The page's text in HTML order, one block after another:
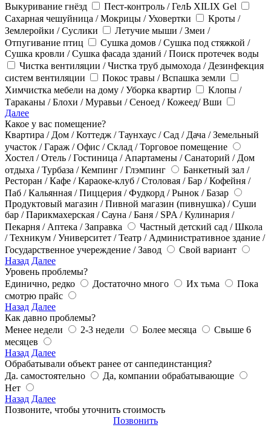
Выкуривание гнёзд
Пест-контроль / ГелЬ XILIX Gel
Сахарная чешуйница / Мокрицы / Уховертки
Кроты /
Землеройки / Суслики
Летучие мыши / Змеи /
Отпугивание птиц
Сушка домов / Сушка под стяжкой /
Сушка кровли / Сушка фасада зданий / Поиск протечек воды
Чистка вентиляции / Чистка труб дымохода / Дезинфекция
систем вентиляции
Покос травы / Вспашка земли
Химчистка мебели на дому / Уборка квартир
Клопы /
Тараканы / Блохи / Муравьи / Сеноед / Кожеед/ Вши
Далее
Какое у вас помещение?
Квартира / Дом / Коттедж / Таунхаус / Сад / Дача / Земельный
участок / Гараж / Офис / Склад / Торговое помещение
Хостел / Отель / Гостиница / Апартамены / Санаторий / Дом
отдыха / Турбаза / Кемпинг / Глэмпинг
Банкетный зал /
Ресторан / Кафе / Караоке-клуб / Столовая / Бар / Кофейня /
Паб / Кальянная / Пиццерия / Фудкорд / Рынок / Базар
Продуктовый магазин / Пивной магазин (пивнушка) / Суши
бар / Парикмахерская / Сауна / Баня / SPA / Кулинария /
Пекарня / Аптека / Заправка
Частный детский сад / Школа
/ Техникум / Университет / Театр / Административное здание /
Государственное учереждение / Завод
Свой вариант
Назад Далее
Уровень проблемы?
Единично, редко
Достаточно много Их тьма
Пока
смотрю прайс
Назад Далее
Как давно проблемы?
Менее недели
2-3 недели Более месяца
Свыше 6
месяцев
Назад Далее
Обрабатывали объект ранее от санпединстанция?
Да. самостоятельно
Да, компании обрабатывающие
Нет
Назад Далее
Позвоните, чтобы уточнить стоимость
Позвонить